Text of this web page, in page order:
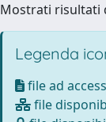
Mostrati risultati
Legenda
file ad
file